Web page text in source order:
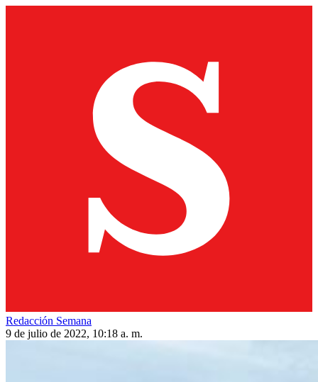
Redacción Semana
9 de julio de 2022, 10:18 a. m.